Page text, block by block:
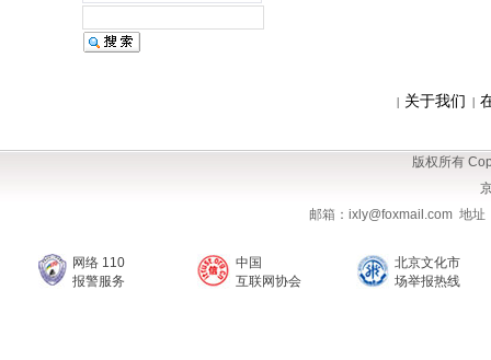
| 关于我们 |
版权所有
邮箱：ixly@foxmail.com 地
网络 110
报警服务
中国
互联网协会
北京文化市
场举报热线